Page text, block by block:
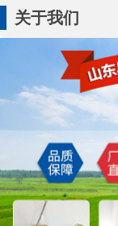
关于我们